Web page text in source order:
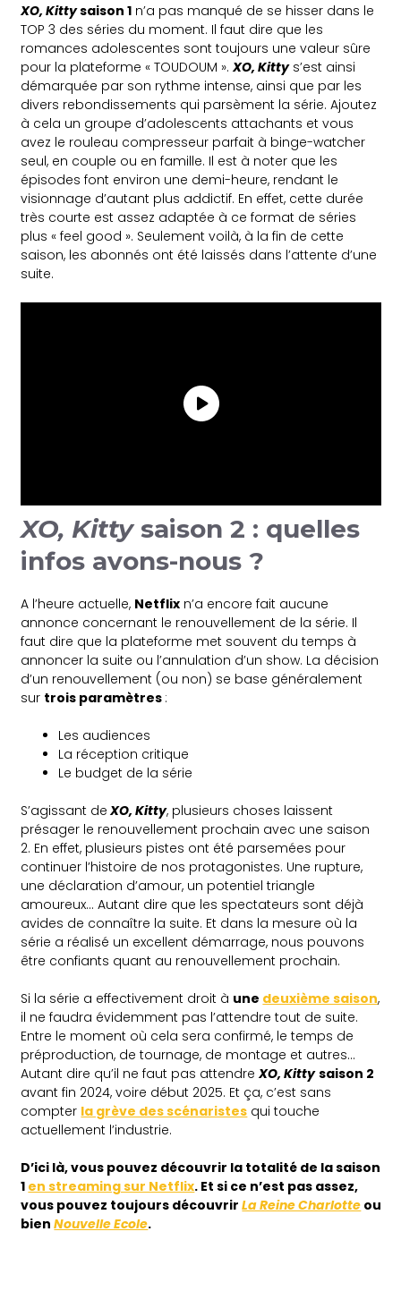
XO, Kittysaison 1 n’a pas manqué de se hisser dans le
TOP 3 des séries du moment. Il faut dire que les
romances adolescentes sont toujours une valeur sûre
pour la plateforme « TOUDOUM ».XO, Kittys’est ainsi
démarquée par son rythme intense, ainsi que par les
divers rebondissements qui parsèment la série. Ajoutez
à cela un groupe d’adolescents attachants et vous
avez le rouleau compresseur parfait à binge-watcher
seul, en couple ou en famille. Il est à noter que les
épisodes font environ une demi-heure, rendant le
visionnage d’autant plus addictif. En effet, cette durée
très courte est assez adaptée à ce format de séries
plus « feel good ». Seulement voilà, à la fin de cette
saison, les abonnés ont été laissés dans l’attente d’une
suite.
XO, Kittysaison 2 : quelles
infos avons-nous ?
A l’heure actuelle, Netflix n’a encore fait aucune
annonce concernant le renouvellement de la série. Il
faut dire que la plateforme met souvent du temps à
annoncer la suite ou l’annulation d’un show. La décision
d’un renouvellement (ou non) se base généralement
sur trois paramètres :
Les audiences
La réception critique
Le budget de la série
S’agissant de XO, Kitty, plusieurs choses laissent
présager le renouvellement prochain avec une saison
2. En effet, plusieurs pistes ont été parsemées pour
continuer l’histoire de nos protagonistes. Une rupture,
une déclaration d’amour, un potentiel triangle
amoureux… Autant dire que les spectateurs sont déjà
avides de connaître la suite. Et dans la mesure où la
série a réalisé un excellent démarrage, nous pouvons
être confiants quant au renouvellement prochain.
Si la série a effectivement droit à une deuxième saison,
il ne faudra évidemment pas l’attendre tout de suite.
Entre le moment où cela sera confirmé, le temps de
préproduction, de tournage, de montage et autres…
Autant dire qu’il ne faut pas attendreXO, Kitty saison 2
avant fin 2024, voire début 2025. Et ça, c’est sans
compter la grève des scénaristes qui touche
actuellement l’industrie.
D’ici là, vous pouvez découvrir la totalité de la saison
1 en streaming sur Netflix. Et si ce n’est pas assez,
vous pouvez toujours découvrirLa Reine Charlotte ou
bienNouvelle Ecole.